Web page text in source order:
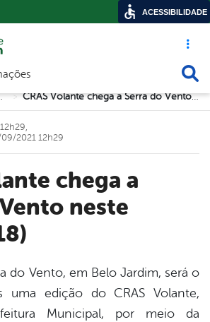
Acesso
de navegação
Social > CRAS Volante chega a Serra do Vento neste sábado (18)
neste
2021 12h29
do Vento, em Belo Jardim, será o
uma edição do CRAS Volante,
Municipal, por meio da
ACESSIBILIDADE